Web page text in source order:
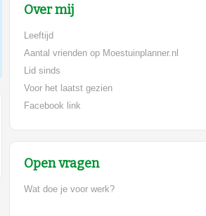
Over mij
Leeftijd
Aantal vrienden op Moestuinplanner.nl
Lid sinds
Voor het laatst gezien
Facebook link
Open vragen
Wat doe je voor werk?